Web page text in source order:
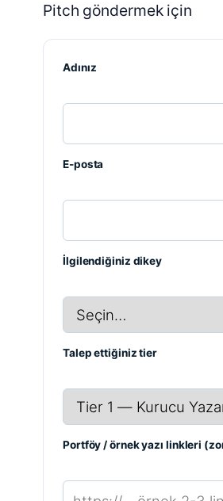
Pitch göndermek için
Adınız
E-posta
İlgilendiğiniz dikey
Talep ettiğiniz tier
Portföy / örnek yazı linkleri